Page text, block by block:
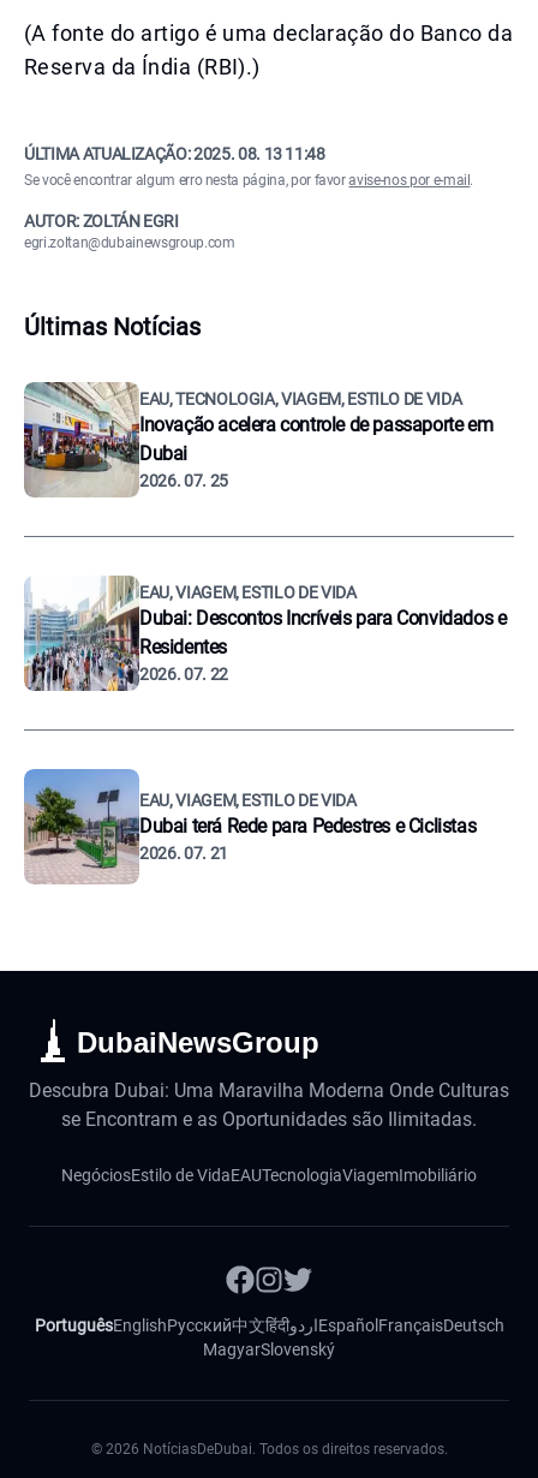
(A fonte do artigo é uma declaração do Banco da
Reserva da Índia (RBI).)
ÚLTIMA ATUALIZAÇÃO:2025. 08. 13 11:48
Se você encontrar algum erro nesta página, por favoravise-nos por e-mail .
AUTOR: ZOLTÁN EGRI
egri.zoltan@dubainewsgroup.com
Últimas Notícias
EAU, TECNOLOGIA, VIAGEM, ESTILO DE VIDA
Inovação acelera controle de passaporte em
Dubai
2026. 07. 25
EAU, VIAGEM, ESTILO DE VIDA
Dubai: Descontos Incríveis para Convidados e
Residentes
2026. 07. 22
EAU, VIAGEM, ESTILO DE VIDA
Dubai terá Rede para Pedestres e Ciclistas
2026. 07. 21
DubaiNewsGroup
Descubra Dubai: Uma Maravilha Moderna Onde Culturas
se Encontram e as Oportunidades são Ilimitadas.
NegóciosEstilo de VidaEAUTecnologiaViagemImobiliário
PortuguêsEnglishРусский中文हिंदीاردوEspañol FrançaisDeutsch
MagyarSlovenský
© 2026 NotíciasDeDubai. Todos os direitos reservados.